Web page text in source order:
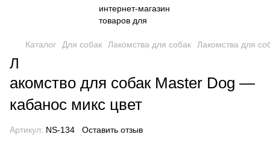
Каталог Для собак Лакомства для собак Лакомства для
Л
акомство для собак Master Dog —
кабанос микс цвет
Артикул: NS-134 Оставить отзыв